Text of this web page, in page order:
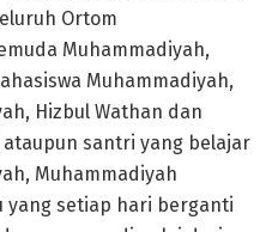
Ortom
Muhammadiyah,
Muhammadiyah,
Hizbul Wathan dan
ataupun santri yang belajar
Muhammadiyah
yang setiap hari berganti